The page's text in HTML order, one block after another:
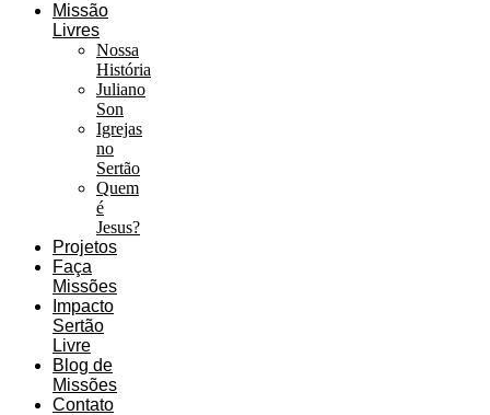
Missão
Livres
Nossa
História
Juliano
Son
Igrejas
no
Sertão
Quem
é
Jesus?
Projetos
Faça
Missões
Impacto
Sertão
Livre
Blog de
Missões
Contato